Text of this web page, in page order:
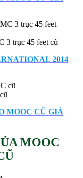
3 trục 45 feet cũ
2014
MOOC CŨ GIÁ
MOOC